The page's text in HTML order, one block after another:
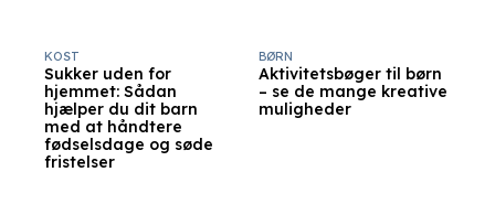
Sukker uden for
hjemmet: Sådan
hjælper du dit barn
med at håndtere
fødselsdage og søde
fristelser
KOST
Aktivitetsbøger til børn
– se de mange kreative
muligheder
BØRN